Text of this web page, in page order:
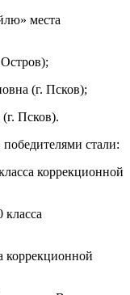
места
(г. Псков);
Псков).
стали:
коррекционной
класса
коррекционной